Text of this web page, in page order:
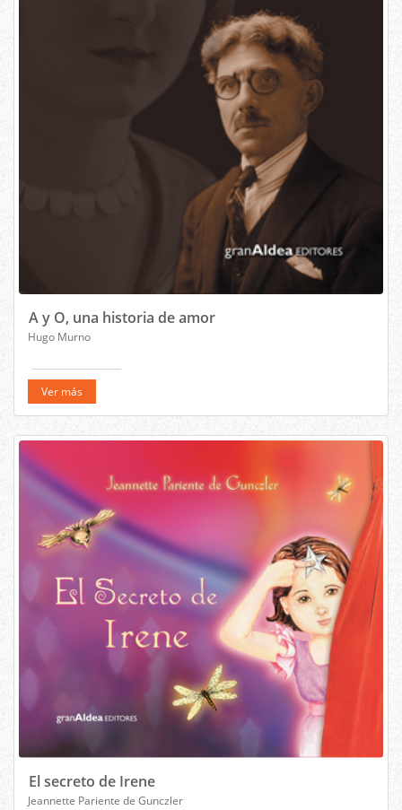
A y O, una historia de amor
Hugo Murno
Ver más
El secreto de Irene
Jeannette Pariente de Gunczler